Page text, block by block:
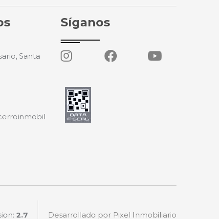
Santa
Síganos
2.7 Desarrollado por Pixel Inmobiliario